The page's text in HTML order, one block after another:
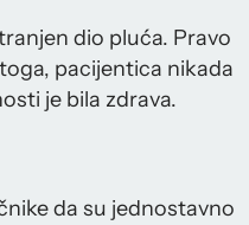
dio pluća. Pravo
pacijentica nikada
je bila zdrava.
da su jednostavno